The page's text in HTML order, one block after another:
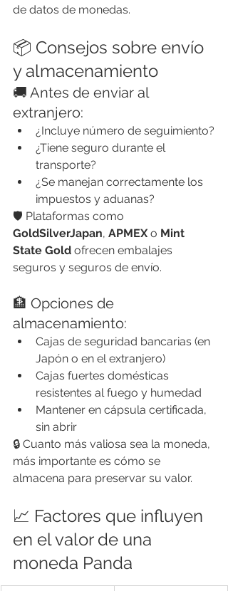
de datos de monedas.
📦 Consejos sobre envío
y almacenamiento
🚚 Antes de enviar al
extranjero:
¿Incluye número de seguimiento?
¿Tiene seguro durante el
transporte?
¿Se manejan correctamente los
impuestos y aduanas?
🛡 Plataformas como
GoldSilverJapan, APMEX o Mint
State Gold ofrecen embalajes
seguros y seguros de envío.
🏦 Opciones de
almacenamiento:
Cajas de seguridad bancarias (en
Japón o en el extranjero)
Cajas fuertes domésticas
resistentes al fuego y humedad
Mantener en cápsula certificada,
sin abrir
🔒 Cuanto más valiosa sea la moneda,
más importante es cómo se
almacena para preservar su valor.
📈 Factores que influyen
en el valor de una
moneda Panda